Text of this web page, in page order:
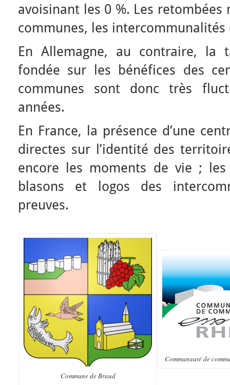
avoisinant les 0 %. Les retombées
communes, les intercommunalités
En Allemagne, au contraire, la
fondée sur les bénéfices des
communes sont donc très
années.
En France, la présence d’une
directes sur l’identité des
encore les moments de vie ;
blasons et logos des
preuves.
Commune de Braud
Communauté de